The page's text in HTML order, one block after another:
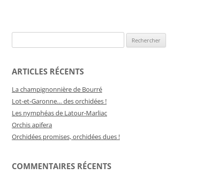
ARTICLES RÉCENTS
La champignonnière de Bourré
Lot-et-Garonne… des orchidées !
Les nymphéas de Latour-Marliac
Orchis apifera
Orchidées promises, orchidées dues !
COMMENTAIRES RÉCENTS